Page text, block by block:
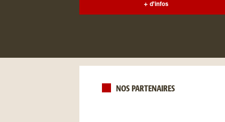
+ d'infos
NOS PARTENAIRES